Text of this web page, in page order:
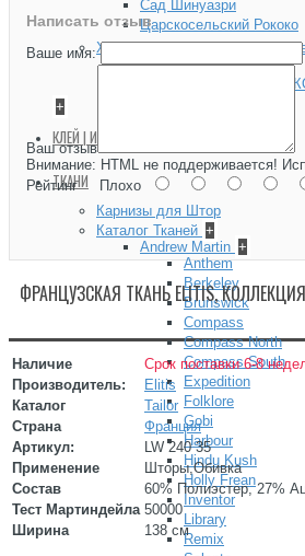
Сад Шинуазри
Царскосельский Рококо
Хайвуд (HIWOOD) —
Hiwood Decor
ХАЙВУД (HIWOOD)
+
КЛЕЙ | ИНСТРУМЕНТЫ
ТКАНИ
Карнизы для Штор
Каталог Тканей +
Andrew Martin +
Anthem
Berkeley
Brunswick
Compass
Compass North
Compass South
Expedition
Folklore
Gobi
Harbour
Hindu Kush
Holly Frean
Inventor
Library
Remix
Написать отзыв
Ваше имя:
Ваш отзыв
Внимание: HTML не поддерживается!
РейтингПлохо
ФРАНЦУЗСКАЯ ТКАНЬ ELITIS,
Наличие
Срок поставки 6-8
Производитель:
Elitis
Каталог
Tailor
Страна
Франция
Артикул:
LW 240 35
Применение
Шторы,Обивка
Состав
60% Полиэстер, 27%
Тест Мартиндейла 50000
Ширина
138 см